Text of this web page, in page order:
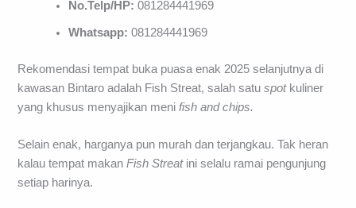
No.Telp/HP: 081284441969
Whatsapp:081284441969
Rekomendasi tempat buka puasa enak 2025 selanjutnya di
kawasan Bintaro adalah Fish Streat, salah satuspotkuliner
yang khusus menyajikan menifish and chips.
Selain enak, harganya pun murah dan terjangkau. Tak heran
kalau tempat makanFish Streatini selalu ramai pengunjung
setiap harinya.